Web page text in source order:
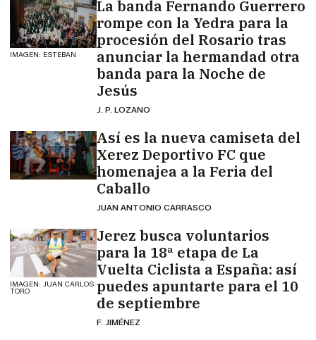
IMAGEN: ESTEBAN
La banda Fernando Guerrero
rompe con la Yedra para la
procesión del Rosario tras
anunciar la hermandad otra
banda para la Noche de
Jesús
J. P. LOZANO
Así es la nueva camiseta del
Xerez Deportivo FC que
homenajea a la Feria del
Caballo
JUAN ANTONIO CARRASCO
IMAGEN: JUAN CARLOS
TORO
Jerez busca voluntarios
para la 18ª etapa de La
Vuelta Ciclista a España: así
puedes apuntarte para el 10
de septiembre
F. JIMÉNEZ